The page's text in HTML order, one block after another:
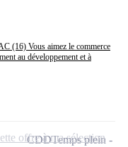
(16) Vous aimez le commerce
au développement et à
CDDTemps plein
offre à ma sélection